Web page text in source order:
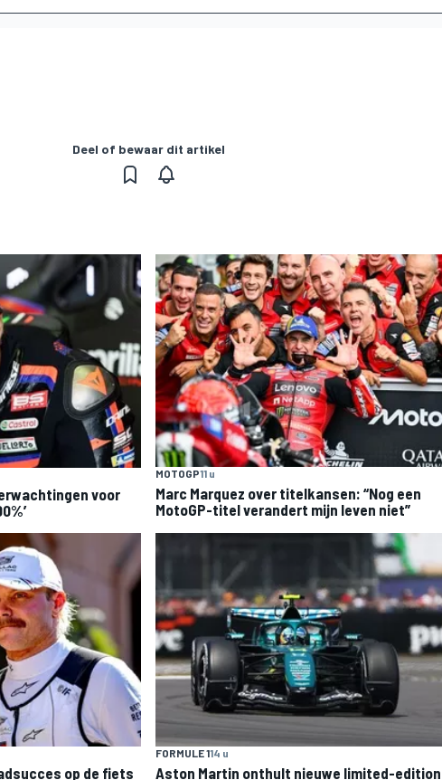
Deel of bewaar dit artikel
voor
MOTOGP11 u
Marc Marquez over titelkansen: “Nog een
MotoGP-titel verandert mijn leven niet”
op de fiets
FORMULE 114 u
Aston Martin onthult nieuwe limited-edition